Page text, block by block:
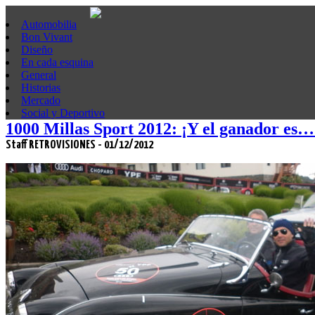
Automobilia
Bon Vivant
Diseño
En cada esquina
General
Historias
Mercado
Social y Deportivo
1000 Millas Sport 2012: ¡Y el ganador
Staff RETROVISIONES - 01/12/2012